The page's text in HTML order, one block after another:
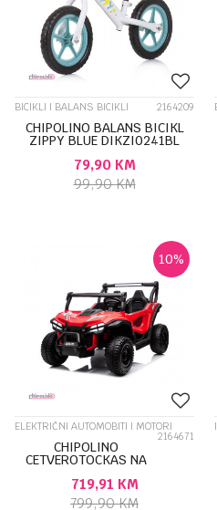
BICIKLI I BALANS BICIKLI 2164209
CHIPOLINO BALANS BICIKL
ZIPPY BLUE DIKZI0241BL
79,90 KM
99,90KM
10%
ELEKTRIČNI AUTOMOBITI I MOTORI
2164671
CHIPOLINO
CETVEROTOCKAS NA
RED ELKBMA0251R
719,91 KM
799,90KM